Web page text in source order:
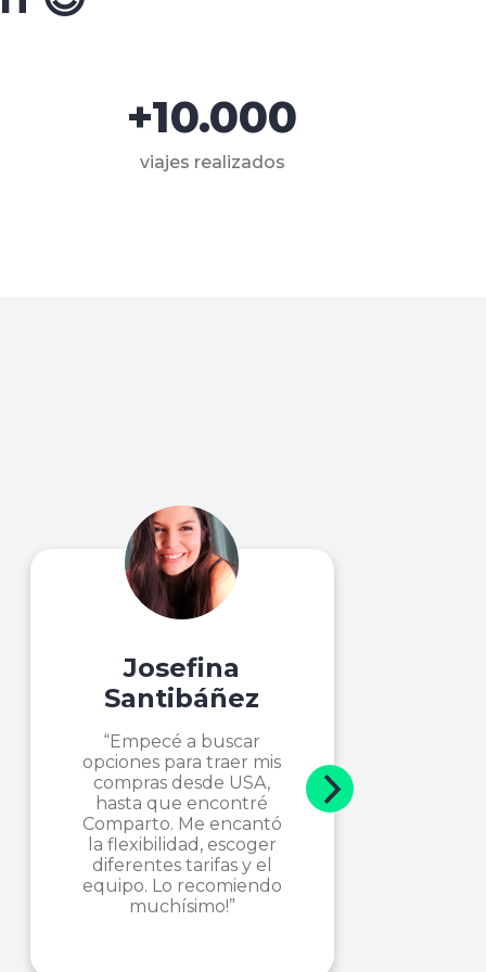
+10.000
viajes realizados
Josefina
Santibáñez
“Empecé a buscar
opciones para traer mis
compras desde USA,
hasta que encontré
Comparto. Me encantó
la flexibilidad, escoger
diferentes tarifas y el
equipo. Lo recomiendo
muchísimo!”